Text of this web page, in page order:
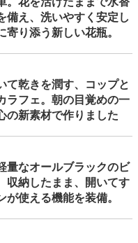
備え、洗いやすく安定し
寄り添う新しい花瓶。
て乾きを潤す、コップと
ラフェ。朝の目覚めの一
の新素材で作りました
量なオールブラックのビ
収納したまま、開いてす
が使える機能を装備。